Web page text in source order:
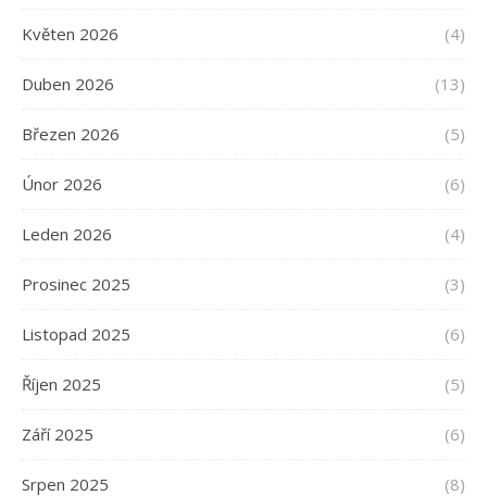
Květen 2026 (4)
Duben 2026 (13)
Březen 2026 (5)
Únor 2026 (6)
Leden 2026 (4)
Prosinec 2025 (3)
Listopad 2025 (6)
Říjen 2025 (5)
Září 2025 (6)
Srpen 2025 (8)